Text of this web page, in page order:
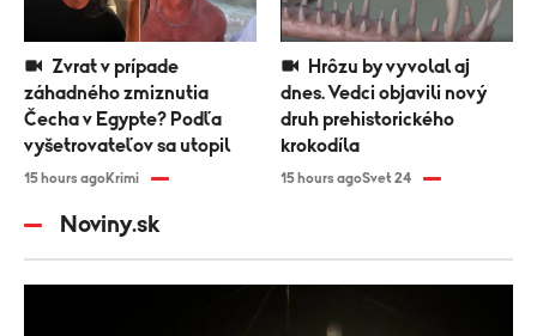
záhadného zmiznutia
Čecha v Egypte? Podľa
vyšetrovateľov sa utopil
15 hours agoKrimi
dnes. Vedci objavili nový
druh prehistorického
krokodíla
15 hours agoSvet 24
Noviny.sk